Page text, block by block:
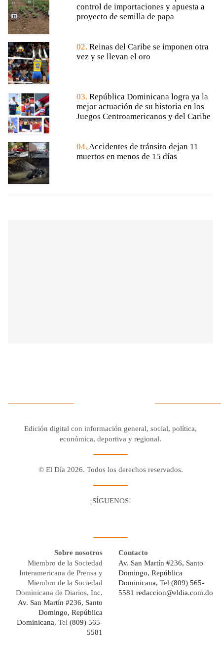
control de importaciones y apuesta a
proyecto de semilla de papa
02. Reinas del Caribe se imponen otra
vez y se llevan el oro
03. República Dominicana logra ya la
mejor actuación de su historia en los
Juegos Centroamericanos y del Caribe
04. Accidentes de tránsito dejan 11
muertos en menos de 15 días
Edición digital con información general, social, política,
económica, deportiva y regional.
© El Día 2026. Todos los derechos reservados.
¡SÍGUENOS!
Sobre nosotros
Miembro de la Sociedad
Interamericana de Prensa y
Miembro de la Sociedad
Dominicana de Diarios, Inc.
Av. San Martín #236, Santo
Domingo, República
Dominicana, Tel (809) 565-
5581
Contacto
Av. San Martín #236, Santo
Domingo, República
Dominicana, Tel (809) 565-
5581 redaccion@eldia.com.do